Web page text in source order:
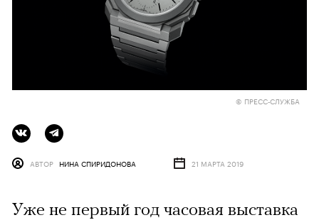
© ПРЕСС-СЛУЖБА
АВТОР НИНА СПИРИДОНОВА 21 МАРТА 2019
Уже не первый год часовая выставка